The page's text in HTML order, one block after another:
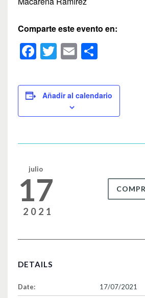
Comparte este evento en:
F
c
e
b
o
k
T
tt
er
E
ailm
p
ar
Añadir al calendario
julio
17
2021
DETAILS
Date: 17/07/2021